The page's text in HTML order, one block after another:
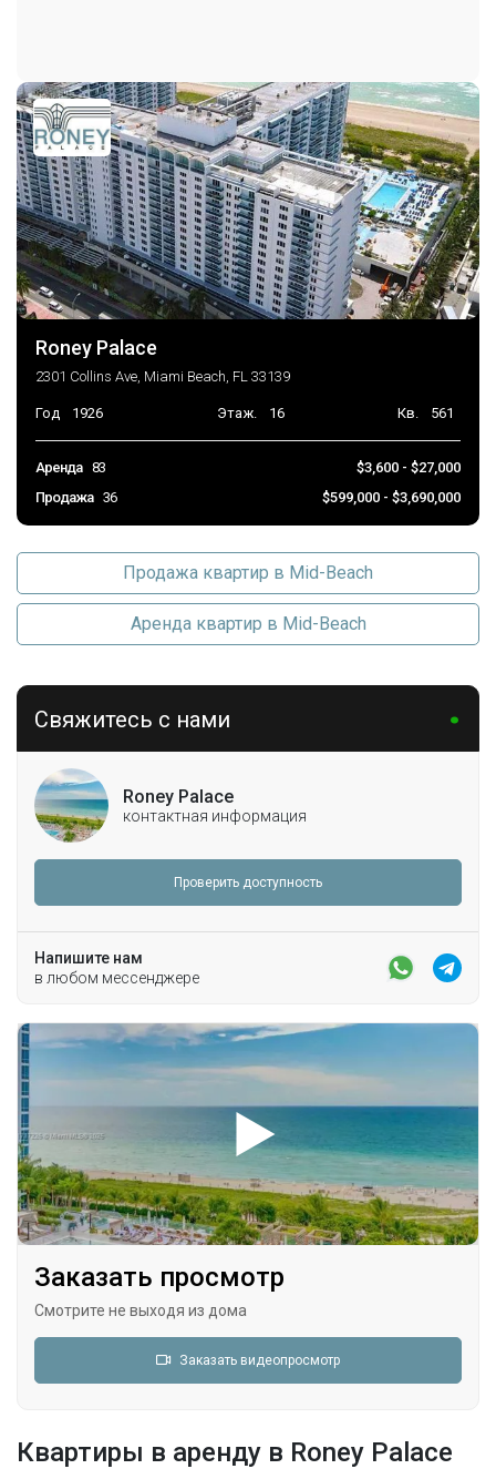
Roney Palace
2301 Collins Ave, Miami Beach, FL 33139
Год 1926 Этаж. 16 Кв. 561
Аренда 83
$3,600 - $27,000
Продажа 36 $599,000 - $3,690,000
Продажа квартир в Mid-Beach
Аренда квартир в Mid-Beach
Свяжитесь с нами
Roney Palace
контактная информация
Проверить доступность
Напишите нам
в любом мессенджере
Заказать просмотр
Смотрите не выходя из дома
Заказать видеопросмотр
Квартиры в аренду в Roney Palace